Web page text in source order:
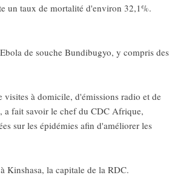
un taux de mortalité d'environ 32,1%.
de souche Bundibugyo, y compris des
visites à domicile, d'émissions radio et de
a fait savoir le chef du CDC Afrique,
sur les épidémies afin d'améliorer les
Kinshasa, la capitale de la RDC.